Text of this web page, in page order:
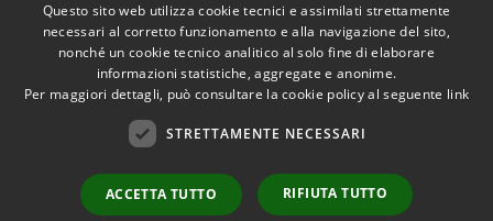
Dichiarazione di accessibilità
Copyright © 2026 • Comune di
Municipium•
Accesso
redazione
Questo sito web utilizza cookie tecnici e assimilati strettamente
necessari al corretto funzionamento e alla navigazione del sito,
nonché un cookie tecnico analitico al solo fine di elaborare
informazioni statistiche, aggregate e anonime.
Per maggiori dettagli, può consultare la cookie policy al seguente link
STRETTAMENTE NECESSARI
ACCETTA TUTTO RIFIUTA TUTTO